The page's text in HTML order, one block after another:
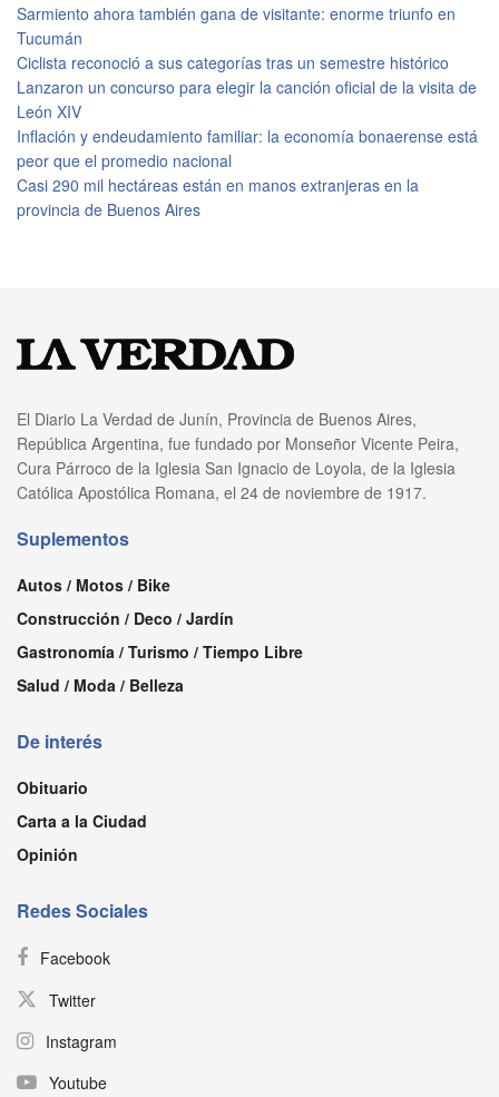
Sarmiento ahora también gana de visitante: enorme triunfo en
Tucumán
Ciclista reconoció a sus categorías tras un semestre histórico
Lanzaron un concurso para elegir la canción oficial de la visita de
León XIV
Inflación y endeudamiento familiar: la economía bonaerense está
peor que el promedio nacional
Casi 290 mil hectáreas están en manos extranjeras en la
provincia de Buenos Aires
El Diario La Verdad de Junín, Provincia de Buenos Aires,
República Argentina, fue fundado por Monseñor Vicente Peira,
Cura Párroco de la Iglesia San Ignacio de Loyola, de la Iglesia
Católica Apostólica Romana, el 24 de noviembre de 1917.
Suplementos
Autos / Motos / Bike
Construcción / Deco / Jardín
Gastronomía / Turismo / Tiempo Libre
Salud / Moda / Belleza
De interés
Obituario
Carta a la Ciudad
Opinión
Redes Sociales
Facebook
Twitter
Instagram
Youtube